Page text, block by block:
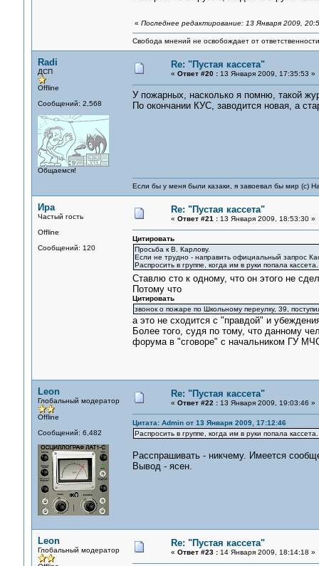
« Последнее редактирование: 13 Января 2009,
Свобода мнений не освобождает от
Radi
ДСП
Offline
Сообщений: 2,568
Общаемся!
Re: "Пустая кассета"
« Ответ #20 :13 Января 2009, 17:35:53 »
У пожарных, насколько я помню, такой
По окончании КУС, заводится новая, а
Если бы у меня были казаки, я завоевал бы мир (с)
Ира
Частый гость
Offline
Сообщений: 120
Re: "Пустая кассета"
« Ответ #21 :13 Января 2009, 18:53:30 »
Цитировать
Просьба к В. Карлову.
Если не трудно - направить официальный запрос
Распросить в группе, когда им в руки попала кассета.
Ставлю сто к одному, что он этого не
Потому что
Цитировать
звонок о пожаре по Школьному переулку, 39,
а это не сходится с "правдой" и
Более того, судя по тому, что данному
форума в "сговоре" с начальником ГУ
Leon
Глобальный модератор
Offline
Сообщений: 6,482
Re: "Пустая кассета"
« Ответ #22 :13 Января 2009, 19:03:46 »
Цитата: Admin от 13 Января 2009, 17:12:46
Распросить в группе, когда им в руки попала кассета.
Расспрашивать - никчему. Имеется
Вывод - ясен.
Leon
Глобальный модератор
Re: "Пустая кассета"
« Ответ #23 :14 Января 2009, 18:14:18 »